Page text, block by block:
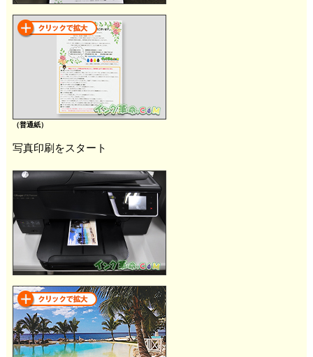
（普通紙）
写真印刷をスタート